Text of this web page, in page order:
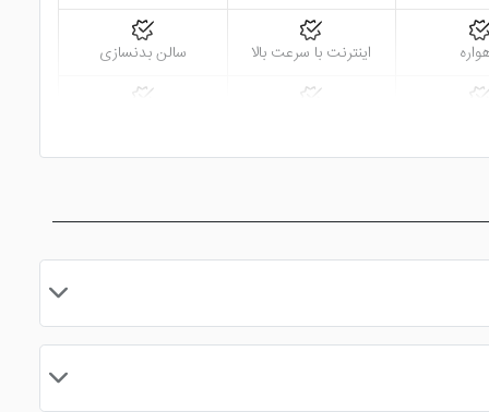
اینترنت با سرعت بالا سالن بدنسازی